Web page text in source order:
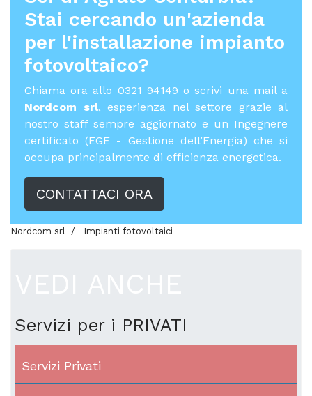
Stai cercando un'azienda
per l'installazione impianto
fotovoltaico?
Chiama ora allo 0321 94149 o scrivi una mail a
Nordcom srl, esperienza nel settore grazie al
nostro staff sempre aggiornato e un Ingegnere
certificato (EGE - Gestione dell’Energia) che si
occupa principalmente di efficienza energetica.
CONTATTACI ORA
Nordcom srl Impianti fotovoltaici
Servizi per i PRIVATI
Servizi Privati